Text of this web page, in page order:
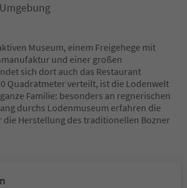
Museum, einem Freigehege mit
und einer großen
sich dort auch das Restaurant
Quadratmeter verteilt, ist die Lodenwelt
Familie: besonders an regnerischen
durchs Lodenmuseum erfahren die
die Herstellung des traditionellen Bozner